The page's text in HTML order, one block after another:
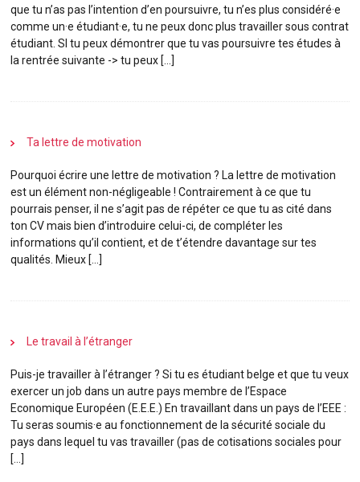
que tu n’as pas l’intention d’en poursuivre, tu n’es plus considéré·e
comme un·e étudiant·e, tu ne peux donc plus travailler sous contrat
étudiant . SI tu peux démontrer que tu vas poursuivre tes études à
la rentrée suivante -> tu peux […]
Ta lettre de motivation
Pourquoi écrire une lettre de motivation ? La lettre de motivation
est un élément non-négligeable ! Contrairement à ce que tu
pourrais penser, il ne s’agit pas de répéter ce que tu as cité dans
ton CV mais bien d’introduire celui-ci, de compléter les
informations qu’il contient, et de t’étendre davantage sur tes
qualités. Mieux […]
Le travail à l’étranger
Puis-je travailler à l’étranger ? Si tu esétudiant belge et que tu veux
exercer unjob dans un autre pays membre de l’Espace
Economique Européen (E.E.E.) En travaillant dans un pays de l’EEE :
Tu seras soumis·e au fonctionnement de la sécurité sociale du
pays dans lequel tu vas travailler (pas de cotisations sociales pour
[…]